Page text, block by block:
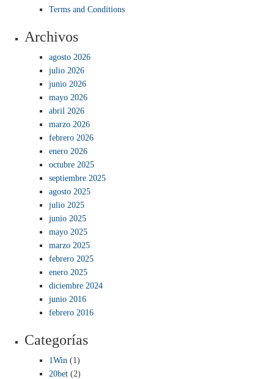
Terms and Conditions
Archivos
agosto 2026
julio 2026
junio 2026
mayo 2026
abril 2026
marzo 2026
febrero 2026
enero 2026
octubre 2025
septiembre 2025
agosto 2025
julio 2025
junio 2025
mayo 2025
marzo 2025
febrero 2025
enero 2025
diciembre 2024
junio 2016
febrero 2016
Categorías
1Win (1)
20bet (2)